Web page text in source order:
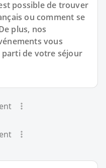
possible de trouver
ou comment se
plus, nos
vous
de votre séjour